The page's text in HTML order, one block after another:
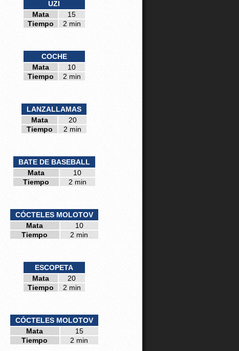
UZI
Mata
15
Tiempo
2 min
COCHE
Mata
10
Tiempo
2 min
LANZALLAMAS
Mata
20
Tiempo
2 min
BATE DE BASEBALL
Mata
10
Tiempo
2 min
CÓCTELES MOLOTOV
Mata
10
Tiempo
2 min
ESCOPETA
Mata
20
Tiempo
2 min
CÓCTELES MOLOTOV
Mata
15
Tiempo
2 min